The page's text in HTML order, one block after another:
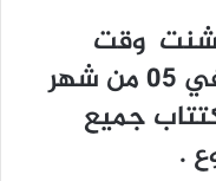
وقت
سابق أنطلاقة المشروع في 05 من شهر
جميع
.